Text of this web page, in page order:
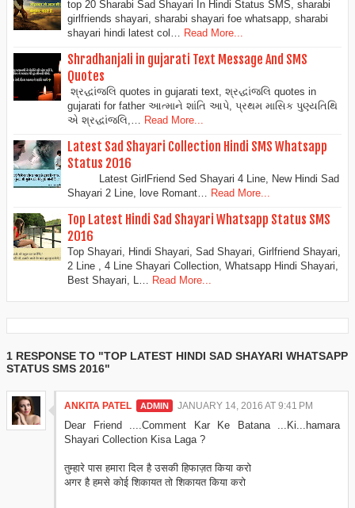
top 20 Sharabi Sad Shayari In Hindi Status SMS, sharabi
girlfriends shayari, sharabi shayari foe whatsapp, sharabi
shayari hindi latest col…
Read More...
Shradhanjali in gujarati Text Message And SMS
Quotes
શ્રદ્ધાંજલિ quotes in gujarati text, શ્રદ્ધાંજલિ quotes in
gujarati for father આત્માને શાંતિ આપે, પ્રથમ માસિક પુણ્યતિથિ
એ શ્રદ્ધાંજલિ,…
Read More...
Latest Sad Shayari Collection Hindi SMS Whatsapp
Status 2016
Latest GirlFriend Sed Shayari 4 Line, New Hindi Sad
Shayari 2 Line, love Romant… Read More...
Top Latest Hindi Sad Shayari Whatsapp Status SMS
2016
Top Shayari, Hindi Shayari, Sad Shayari, Girlfriend Shayari,
2 Line , 4 Line Shayari Collection, Whatsapp Hindi Shayari,
Best Shayari, L… Read More...
1 RESPONSE TO "TOP LATEST HINDI SAD SHAYARI WHATSAPP
STATUS SMS 2016"
ANKITA PATEL JANUARY 14, 2016 AT 9:41 PM
Dear Friend ....Comment Kar Ke Batana ...Ki...hamara
Shayari Collection Kisa Laga ?
तुम्हारे पास हमारा दिल है उसकी हिफाज़त किया करो
अगर है हमसे कोई शिकायत तो शिकायत किया करो